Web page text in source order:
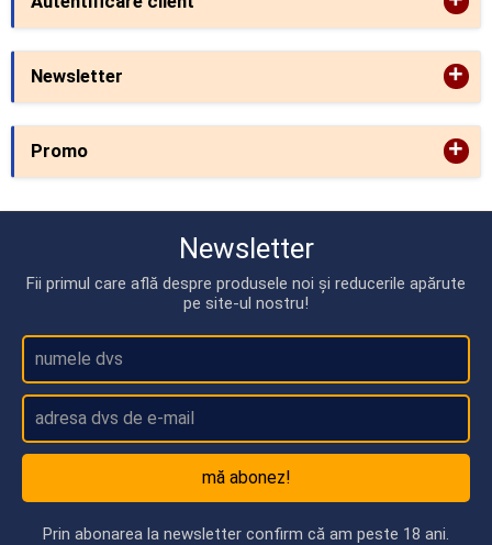
Newsletter +
Promo +
Newsletter
Fii primul care află despre produsele noi și reducerile apărute
pe site-ul nostru!
mă abonez!
Prin abonarea la newsletter confirm că am peste 18 ani.